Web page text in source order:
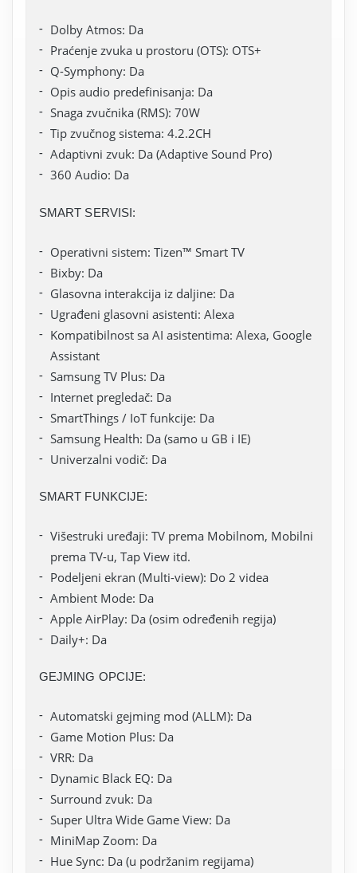
Dolby Atmos: Da
Praćenje zvuka u prostoru (OTS): OTS+
Q-Symphony: Da
Opis audio predefinisanja: Da
Snaga zvučnika (RMS): 70W
Tip zvučnog sistema: 4.2.2CH
Adaptivni zvuk: Da (Adaptive Sound Pro)
360 Audio: Da
SMART SERVISI:
Operativni sistem: Tizen™ Smart TV
Bixby: Da
Glasovna interakcija iz daljine: Da
Ugrađeni glasovni asistenti: Alexa
Kompatibilnost sa AI asistentima: Alexa, Google
Assistant
Samsung TV Plus: Da
Internet pregledač: Da
SmartThings / IoT funkcije: Da
Samsung Health: Da (samo u GB i IE)
Univerzalni vodič: Da
SMART FUNKCIJE:
Višestruki uređaji: TV prema Mobilnom, Mobilni
prema TV-u, Tap View itd.
Podeljeni ekran (Multi-view): Do 2 videa
Ambient Mode: Da
Apple AirPlay: Da (osim određenih regija)
Daily+: Da
GEJMING OPCIJE:
Automatski gejming mod (ALLM): Da
Game Motion Plus: Da
VRR: Da
Dynamic Black EQ: Da
Surround zvuk: Da
Super Ultra Wide Game View: Da
MiniMap Zoom: Da
Hue Sync: Da (u podržanim regijama)